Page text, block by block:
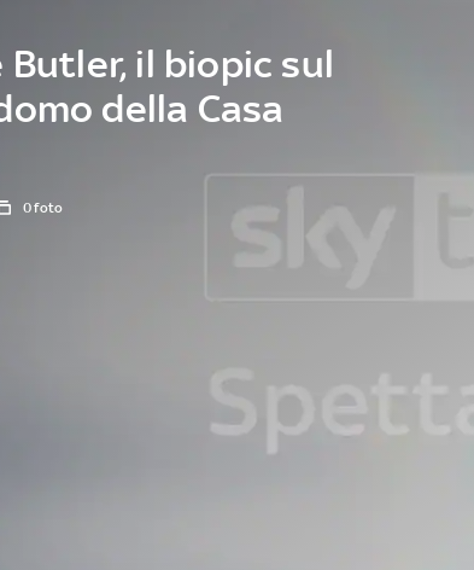
Butler, il biopic sul
della Casa
0 foto